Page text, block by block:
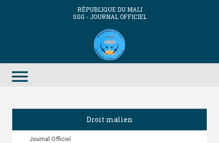
RÉPUBLIQUE DU MALI
SGG - JOURNAL OFFICIEL
menu
Droit malien
Journal Officiel